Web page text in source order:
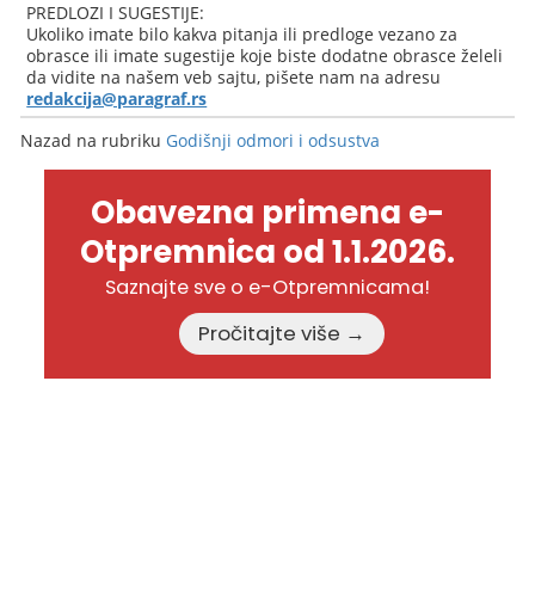
PREDLOZI I SUGESTIJE:
Ukoliko imate bilo kakva pitanja ili predloge vezano za
obrasce ili imate sugestije koje biste dodatne obrasce želeli
da vidite na našem veb sajtu, pišete nam na adresu
redakcija@paragraf.rs
Nazad na rubriku Godišnji odmori i odsustva
Obavezna primena e-
Otpremnica od 1.1.2026.
Saznajte sve o e-Otpremnicama!
Pročitajte više →